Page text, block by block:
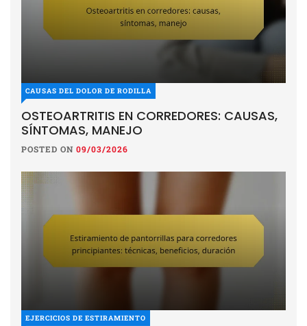
CAUSAS DEL DOLOR DE RODILLA
OSTEOARTRITIS EN CORREDORES: CAUSAS,
SÍNTOMAS, MANEJO
POSTED ON 09/03/2026
EJERCICIOS DE ESTIRAMIENTO